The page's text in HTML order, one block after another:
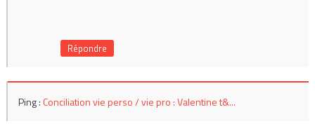
Répondre
Ping : Conciliation vie perso / vie pro : Valentine t&...